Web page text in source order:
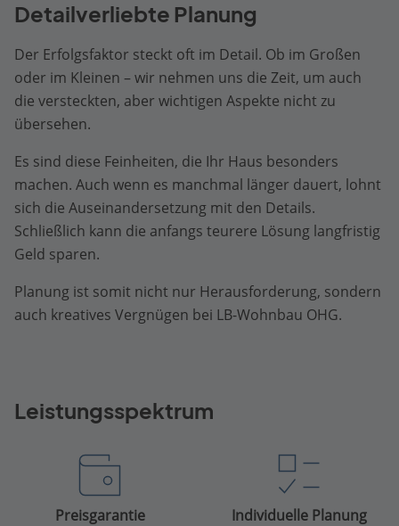
Detailverliebte Planung
Der Erfolgsfaktor steckt oft im Detail. Ob im Großen
oder im Kleinen – wir nehmen uns die Zeit, um auch
die versteckten, aber wichtigen Aspekte nicht zu
übersehen.
Es sind diese Feinheiten, die Ihr Haus besonders
machen. Auch wenn es manchmal länger dauert, lohnt
sich die Auseinandersetzung mit den Details.
Schließlich kann die anfangs teurere Lösung langfristig
Geld sparen.
Planung ist somit nicht nur Herausforderung, sondern
auch kreatives Vergnügen bei LB-Wohnbau OHG.
Leistungsspektrum
Preisgarantie Individuelle Planung